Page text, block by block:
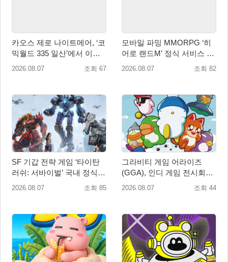
카오스 제로 나이트메어, ‘코
믹월드 335 일산’에서 이용
자 소통 예고
2026.08.07 조회 67
모바일 파밍 MMORPG ‘히
어로 랜드M’ 정식 서비스 돌
입
2026.08.07 조회 82
SF 기갑 전략 게임 ‘타이탄
러쉬: 서바이벌’ 국내 정식
출시
2026.08.07 조회 85
그라비티 게임 어라이즈
(GGA), 인디 게임 전시회
‘도쿄 게임 던전 13’ 참가!
2026.08.07 조회 44